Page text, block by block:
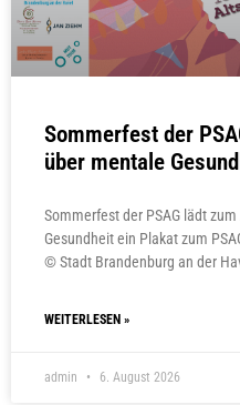
Sommerfest der
über mentale
Sommerfest der PSAG lädt
Gesundheit ein Plakat zum
© Stadt Brandenburg an der
WEITERLESEN »
admin 6. August 2026